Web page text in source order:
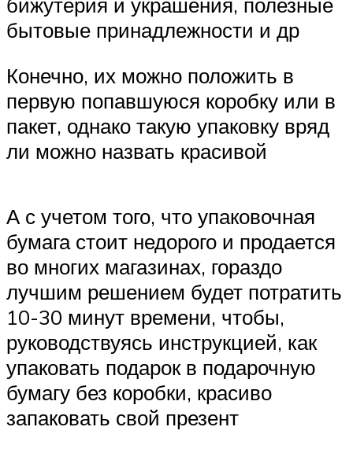
бытовые принадлежности и др
Конечно, их можно положить в
первую попавшуюся коробку или в
пакет, однако такую упаковку вряд
ли можно назвать красивой
А с учетом того, что упаковочная
бумага стоит недорого и продается
во многих магазинах, гораздо
лучшим решением будет потратить
10-30 минут времени, чтобы,
руководствуясь инструкцией, как
упаковать подарок в подарочную
бумагу без коробки, красиво
запаковать свой презент